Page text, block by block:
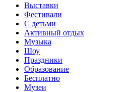
Выставки
Фестивали
С детьми
Активный отдых
Музыка
Шоу
Праздники
Образование
Бесплатно
Музеи